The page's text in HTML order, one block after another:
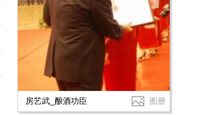
房艺武_酿酒功臣 图册